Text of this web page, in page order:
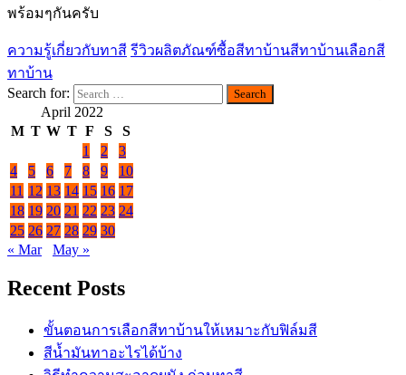
พร้อมๆกันครับ
ความรู้เกี่ยวกับทาสี รีวิวผลิตภัณฑ์ซื้อสีทาบ้านสีทาบ้านเลือกสี
ทาบ้าน
Search for:
April 2022
M T W T F S
S
1
2
3
4
5 6 7 8 9
10
11 12 13 14 15 16 17
18 19 20 21 22 23 24
25 26 27 28 29 30
« Mar
May »
Recent Posts
ขั้นตอนการเลือกสีทาบ้านให้เหมาะกับฟิล์มสี
สีน้ำมันทาอะไรได้บ้าง